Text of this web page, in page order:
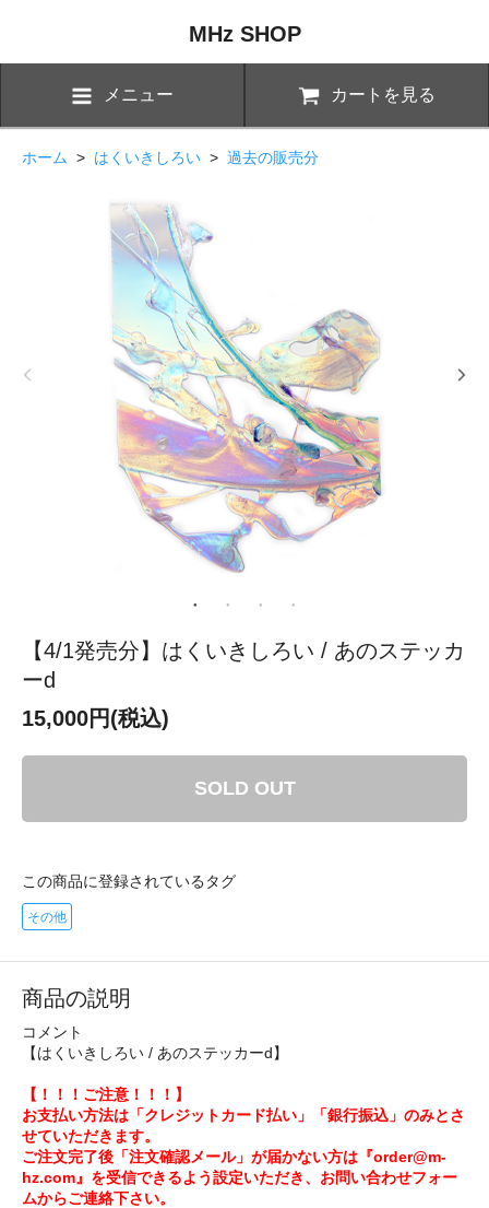
MHz SHOP
メニュー カートを見る
ホーム > はくいきしろい > 過去の販売分
【4/1発売分】はくいきしろい / あのステッカ
ーd
15,000円(税込)
SOLD OUT
この商品に登録されているタグ
その他
商品の説明
コメント
【はくいきしろい / あのステッカーd】
【！！！ご注意！！！】
お支払い方法は「クレジットカード払い」「銀行振込」のみとさ
せていただきます。
ご注文完了後「注文確認メール」が届かない方は『order@m-
hz.com』を受信できるよう設定いただき、お問い合わせフォー
ムからご連絡下さい。